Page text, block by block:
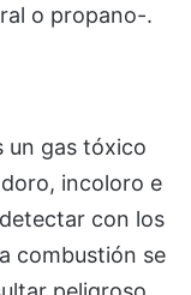
o propano-.
un gas tóxico
incoloro e
con los
combustión se